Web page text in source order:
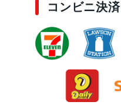
コンビニ決済